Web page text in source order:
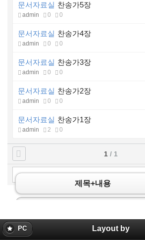
문서자료실 찬송가5장
admin 0 0
문서자료실 찬송가4장
admin 0 0
문서자료실 찬송가3장
admin 0 0
문서자료실 찬송가2장
admin 0 0
문서자료실 찬송가1장
admin 2 0
1 / 1
제목+내용
PC Layout by